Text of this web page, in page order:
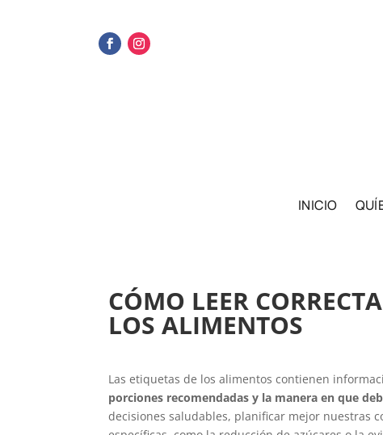
INICIO
CÓMO LEER
LOS ALIMENTOS
Las etiquetas de los alimentos contienen
porciones recomendadas y la manera en que
decisiones saludables, planificar mejor nuestras